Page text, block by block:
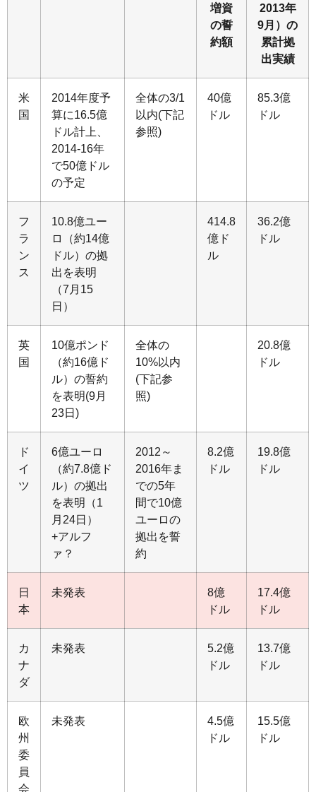
増資
の誓
約額
2013年
9月）の
累計拠
出実績
米
国
2014年度予
算に16.5億
ドル計上、
2014-16年
で50億ドル
の予定
全体の3/1
以内(下記
参照)
40億
ドル
85.3億
ドル
フ
ラ
ン
ス
10.8億ユー
ロ（約14億
ドル）の拠
出を表明
（7月15
日）
414.8
億ド
ル
36.2億
ドル
英
国
10億ポンド
（約16億ド
ル）の誓約
を表明(9月
23日)
全体の
10%以内
(下記参
照)
20.8億
ドル
ド
イ
ツ
6億ユーロ
（約7.8億ド
ル）の拠出
を表明（1
月24日）
+アルフ
ァ？
2012～
2016年ま
での5年
間で10億
ユーロの
拠出を誓
約
8.2億
ドル
19.8億
ドル
日
本
未発表
8億
ドル
17.4億
ドル
カ
ナ
ダ
未発表
5.2億
ドル
13.7億
ドル
欧
州
委
員
会
未発表
4.5億
ドル
15.5億
ドル